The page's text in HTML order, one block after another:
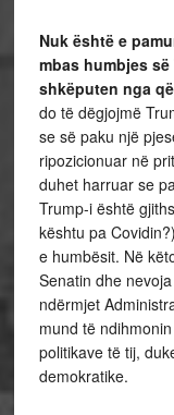
Nuk është e
mbas humbjes
shkëputen nga
do të dëgjojmë
se së paku një
ripozicionuar në
duhet harruar se
Trump-i është
kështu pa
e humbësit. Në
Senatin dhe
ndërmjet
mund të
politikave të tij,
demokratike.